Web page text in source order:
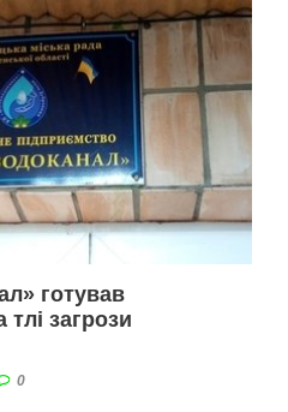
готував
тлі загрози
0